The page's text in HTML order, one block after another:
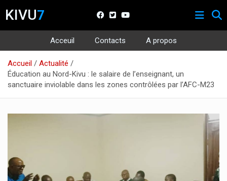
KIVU7
Acceuil Contacts
A propos
contenu
Accueil
Actualité
Éducation au Nord-Kivu : le salaire de l’enseignant, un
sanctuaire inviolable dans les zones contrôlées par l’AFC-M23